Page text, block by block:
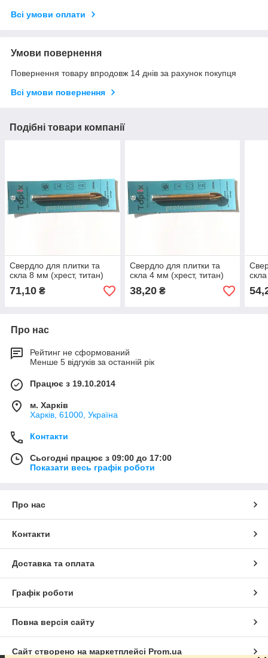
Всі умови оплати
Умови повернення
Повернення товару впродовж 14 днів за рахунок покупця
Всі умови повернення
Подібні товари компанії
Свердло для плитки та
скла 8 мм (хрест, титан)
71,10 ₴
Свердло для плитки та
скла 4 мм (хрест, титан)
38,20₴
Про нас
Рейтинг не сформований
Менше 5 відгуків за останній рік
Працює з 19.10.2014
м. Харків
Харків, 61000, Україна
Контакти
Сьогодні працює з 09:00 до 17:00
Показати весь графік роботи
Про нас
Контакти
Доставка та оплата
Графік роботи
Повна версія сайту
Сайт створено на маркетплейсі Prom.ua